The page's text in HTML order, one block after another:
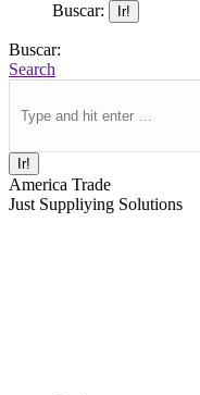
Buscar:
Buscar:
Search
America Trade
Just Suppliying Solutions